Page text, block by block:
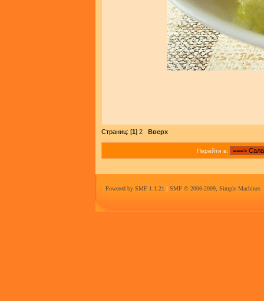
Страниц: [1] 2 Вверх
Перейти в:
Powered by SMF 1.1.21 | SMF © 2006-2009, Simple Machines